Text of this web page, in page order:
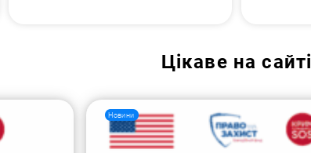
Цікаве на сайті
Новини